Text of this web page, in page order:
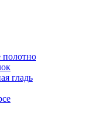
полотно
гладь